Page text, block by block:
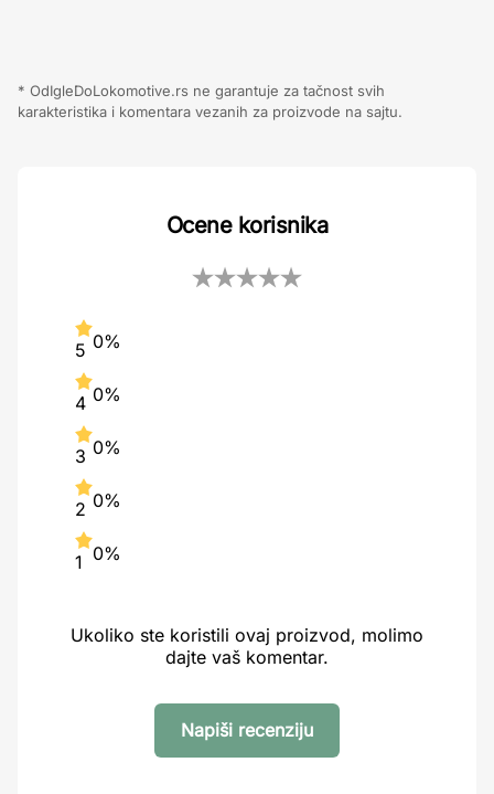
* OdIgleDoLokomotive.rs ne garantuje za tačnost svih
karakteristika i komentara vezanih za proizvode na sajtu.
Ocene korisnika
5 0%
4 0%
3 0%
2 0%
1 0%
Ukoliko ste koristili ovaj proizvod, molimo
dajte vaš komentar.
Napiši recenziju